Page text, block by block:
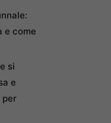
e come
si
e
per